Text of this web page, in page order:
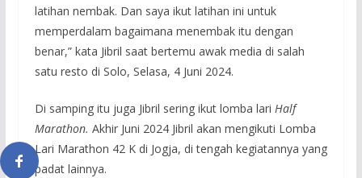
latihan nembak. Dan saya ikut latihan ini untuk
memperdalam bagaimana menembak itu dengan
benar,” kata Jibril saat bertemu awak media di salah
satu resto di Solo, Selasa, 4 Juni 2024.
Di samping itu juga Jibril sering ikut lomba lari Half
Marathon. Akhir Juni 2024 Jibril akan mengikuti Lomba
Lari Marathon 42 K di Jogja, di tengah kegiatannya yang
padat lainnya.